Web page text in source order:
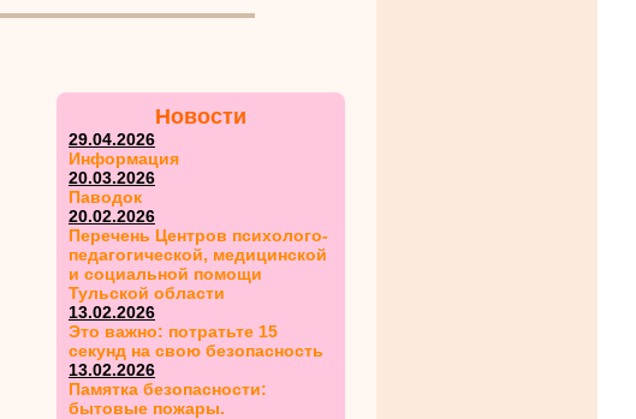
Новости
29.04.2026
Информация
20.03.2026
Паводок
20.02.2026
Перечень Центров психолого-
педагогической, медицинской
и социальной помощи
Тульской области
13.02.2026
Это важно: потратьте 15
секунд на свою безопасность
13.02.2026
Памятка безопасности:
бытовые пожары.